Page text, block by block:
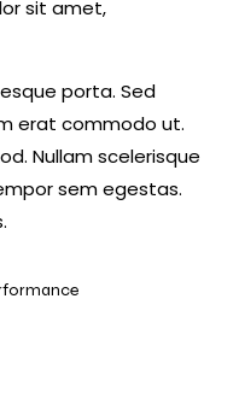
sit amet,
porta. Sed
erat commodo ut.
Nullam scelerisque
sem egestas.